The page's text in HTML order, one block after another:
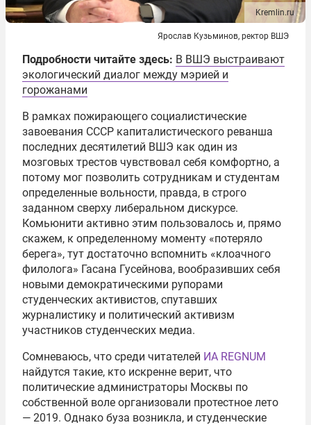
Kremlin.ru
Ярослав Кузьминов, ректор ВШЭ
Подробности читайте здесь: В ВШЭ выстраивают
экологический диалог между мэрией и
горожанами
В рамках пожирающего социалистические
завоевания СССР капиталистического реванша
последних десятилетий ВШЭ как один из
мозговых трестов чувствовал себя комфортно, а
потому мог позволить сотрудникам и студентам
определенные вольности, правда, в строго
заданном сверху либеральном дискурсе.
Комьюнити активно этим пользовалось и, прямо
скажем, к определенному моменту «потеряло
берега», тут достаточно вспомнить «клоачного
филолога» Гасана Гусейнова, вообразивших себя
новыми демократическими рупорами
студенческих активистов, спутавших
журналистику и политический активизм
участников студенческих медиа.
Сомневаюсь, что среди читателей ИА REGNUM
найдутся такие, кто искренне верит, что
политические администраторы Москвы по
собственной воле организовали протестное лето
— 2019. Однако буза возникла, и студенческие